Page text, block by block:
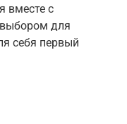
вместе с
для
себя первый